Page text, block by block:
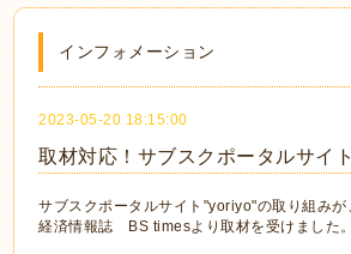
インフォメーション
2023-05-20 18:15:00
取材対応！サブスクポータルサイ
サブスクポータルサイト"yoriyo"の取り組みが
経済情報誌 BS timesより取材を受けました。